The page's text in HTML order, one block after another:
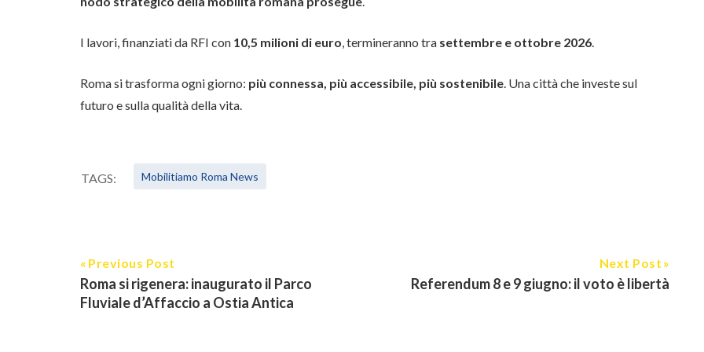
I lavori, finanziati da RFI con 10,5 milioni di euro, termineranno tra settembre e ottobre 2026.
Roma si trasforma ogni giorno: più connessa, più accessibile, più sostenibile. Una città che investe sul
futuro e sulla qualità della vita.
TAGS: Mobilitiamo Roma News
Previous Post
Roma si rigenera: inaugurato il Parco
Fluviale d’Affaccio a Ostia Antica
Next Post
Referendum 8 e 9 giugno: il voto è libertà